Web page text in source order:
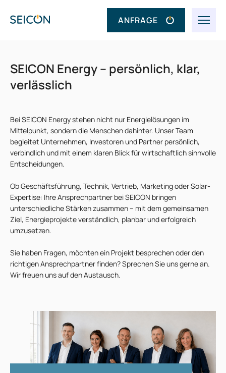
ANFRAGE
SEICON Energy – persönlich, klar,
verlässlich
Bei SEICON Energy stehen nicht nur Energielösungen im
Mittelpunkt, sondern die Menschen dahinter. Unser Team
begleitet Unternehmen, Investoren und Partner persönlich,
verbindlich und mit einem klaren Blick für wirtschaftlich sinnvolle
Entscheidungen.
Ob Geschäftsführung, Technik, Vertrieb, Marketing oder Solar-
Expertise: Ihre Ansprechpartner bei SEICON bringen
unterschiedliche Stärken zusammen – mit dem gemeinsamen
Ziel, Energieprojekte verständlich, planbar und erfolgreich
umzusetzen.
Sie haben Fragen, möchten ein Projekt besprechen oder den
richtigen Ansprechpartner finden? Sprechen Sie uns gerne an.
Wir freuen uns auf den Austausch.